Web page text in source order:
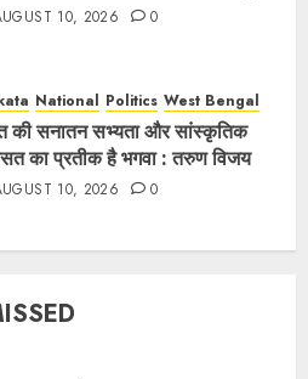
10, 2026 0
National Politics West Bengal
की सनातन सभ्यता और सांस्कृतिक
का प्रतीक है भगवा : तरुण विजय
10, 2026 0